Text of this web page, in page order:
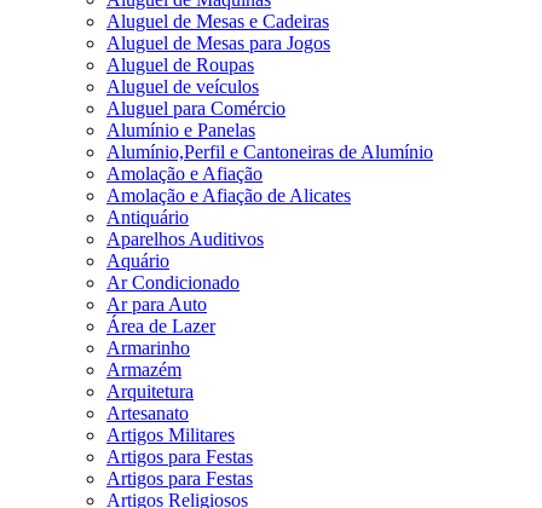
Aluguel de Mesas e Cadeiras
Aluguel de Mesas para Jogos
Aluguel de Roupas
Aluguel de veículos
Aluguel para Comércio
Alumínio e Panelas
Alumínio,Perfil e Cantoneiras de Alumínio
Amolação e Afiação
Amolação e Afiação de Alicates
Antiquário
Aparelhos Auditivos
Aquário
Ar Condicionado
Ar para Auto
Área de Lazer
Armarinho
Armazém
Arquitetura
Artesanato
Artigos Militares
Artigos para Festas
Artigos para Festas
Artigos Religiosos